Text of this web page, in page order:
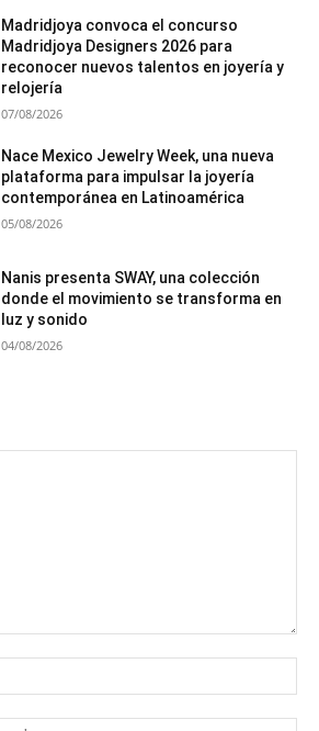
Madridjoya convoca el concurso
Madridjoya Designers 2026 para
reconocer nuevos talentos en joyería y
relojería
07/08/2026
Nace Mexico Jewelry Week, una nueva
plataforma para impulsar la joyería
contemporánea en Latinoamérica
05/08/2026
Nanis presenta SWAY, una colección
donde el movimiento se transforma en
luz y sonido
04/08/2026